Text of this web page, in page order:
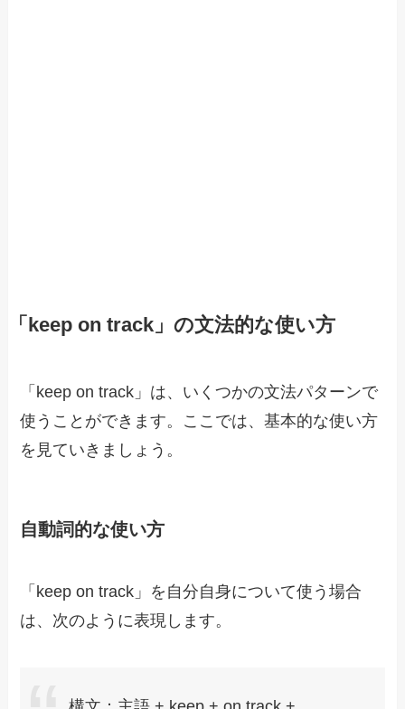
「keep on track」の文法的な使い方
「keep on track」は、いくつかの文法パターンで
使うことができます。ここでは、基本的な使い方
を見ていきましょう。
自動詞的な使い方
「keep on track」を自分自身について使う場合
は、次のように表現します。